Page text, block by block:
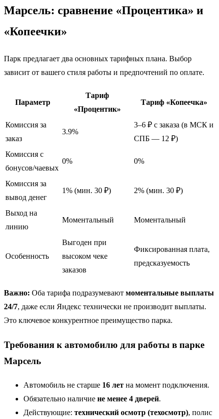
Марсель: сравнение «Процентика» и
«Копеечки»
Парк предлагает два основных тарифных плана. Выбор
зависит от вашего стиля работы и предпочтений по оплате.
Параметр
Тариф
«Процентик»
Тариф «Копеечка»
Комиссия за
заказ
3.9%
3–6 ₽ с заказа (в МСК и
СПБ — 12 ₽)
Комиссия с
бонусов/чаевых
0% 0%
Комиссия за
вывод денег
1% (мин. 30 ₽) 2% (мин. 30 ₽)
Выход на
линию
Моментальный Моментальный
Особенность
Выгоден при
высоком чеке
заказов
Фиксированная плата,
предсказуемость
Важно: Оба тарифа подразумевают моментальные выплаты
24/7, даже если Яндекс технически не производит выплаты.
Это ключевое конкурентное преимущество парка.
Требования к автомобилю для работы в парке
Марсель
Автомобиль не старше 16 лет на момент подключения.
Обязательно наличие не менее 4 дверей.
Действующие: технический осмотр (техосмотр), полис